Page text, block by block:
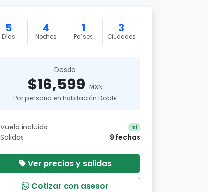
5
Días
4
Noches
1
Países
3
Ciudades
Desde
$16,599 MXN
Por persona en habitación Doble
Vuelo incluido Sí
Salidas 9 fechas
Ver precios y salidas
Cotizar con asesor